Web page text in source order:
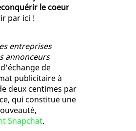
le coeur
par ici !
entreprises
annonceurs
de
publicitaire à
deux centimes par
qui constitue une
Snapchat.